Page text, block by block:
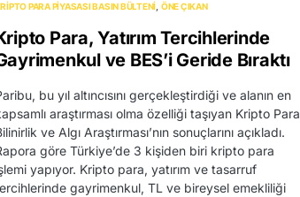
PARA PIYASASI BASIN BÜLTENI ÖNE ÇIKAN
Para, Yatırım Tercihlerinde
ve BES’i Geride Bıraktı
bu yıl altıncısını gerçekleştirdiği ve alanın en
araştırması olma özelliği taşıyan Kripto Para
ve Algı Araştırması’nın sonuçlarını açıkladı.
göre Türkiye’de 3 kişiden biri kripto para
yapıyor. Kripto para, yatırım ve tasarruf
gayrimenkul, TL ve bireysel emekliliği